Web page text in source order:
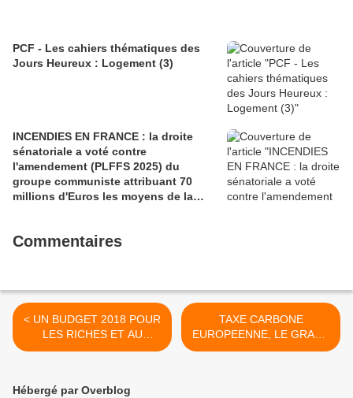
PCF - Les cahiers thématiques des
Jours Heureux : Logement (3)
INCENDIES EN FRANCE : la droite
sénatoriale a voté contre
l'amendement (PLFFS 2025) du
groupe communiste attribuant 70
millions d'Euros les moyens de la
Commentaires
< UN BUDGET 2018 POUR
LES RICHES ET AU
SERVICE DE LA CASSE DU
TAXE CARBONE
EUROPEENNE, LE GRAND
TERRAIN DE JEU DES
Hébergé par Overblog